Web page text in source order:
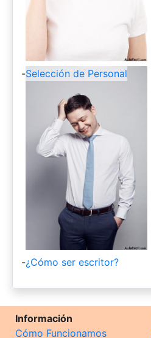
-Selección de Personal
-¿Cómo ser escritor?
Información
Cómo Funcionamos